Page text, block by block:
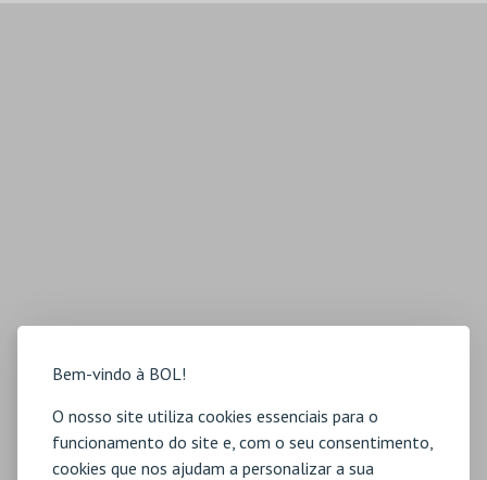
Bem-vindo à BOL!
O nosso site utiliza cookies essenciais para o
funcionamento do site e, com o seu consentimento,
cookies que nos ajudam a personalizar a sua